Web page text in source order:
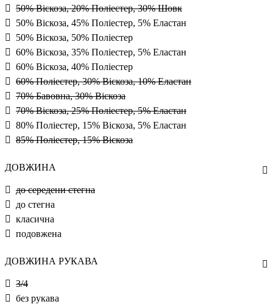
50% Віскоза, 20% Поліестер, 30% Шовк
50% Віскоза, 45% Поліестер, 5% Еластан
50% Віскоза, 50% Поліестер
60% Віскоза, 35% Поліестер, 5% Еластан
60% Віскоза, 40% Поліестер
60% Поліестер, 30% Віскоза, 10% Еластан
70% Бавовна, 30% Віскоза
70% Віскоза, 25% Поліестер, 5% Еластан
80% Поліестер, 15% Віскоза, 5% Еластан
85% Поліестер, 15% Віскоза
ДОВЖИНА
до середени стегна
до стегна
класична
подовжена
ДОВЖИНА РУКАВА
3/4
без рукава